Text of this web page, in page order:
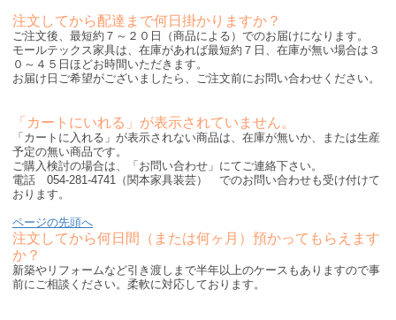
注文してから配達まで何日掛かりますか？
ご注文後、最短約７～２０日（商品による）でのお届けになります。
モールテックス家具は、在庫があれば最短約７日、在庫が無い場合は３
０～４５日ほどお時間いただきます。
お届け日ご希望がございましたら、ご注文前にお問い合わせください。
「カートにいれる」が表示されていません。
「カートに入れる」が表示されない商品は、在庫が無いか、または生産
予定の無い商品です。
ご購入検討の場合は、「お問い合わせ」にてご連絡下さい。
電話 054-281-4741（関本家具装芸） でのお問い合わせも受け付けて
おります。
ページの先頭へ
注文してから何日間（または何ヶ月）預かってもらえます
か？
新築やリフォームなど引き渡しまで半年以上のケースもありますので事
前にご相談ください。柔軟に対応しております。